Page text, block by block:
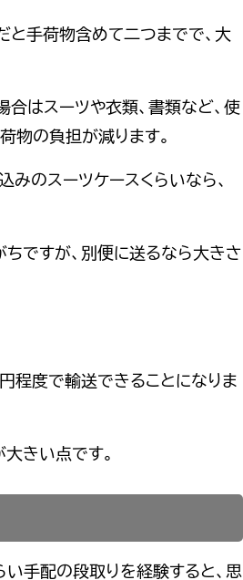
と手荷物含めて二つまでで、大
合はスーツや衣類、書類など、使
物の負担が減ります。
のスーツケースくらいなら、
ですが、別便に送るなら大きさ
程度で輸送できることになりま
きい点です。
い手配の段取りを経験すると、思